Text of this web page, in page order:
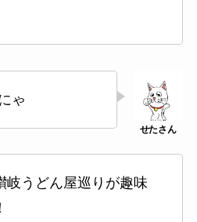
ゃ
岐うどん屋巡りが趣味